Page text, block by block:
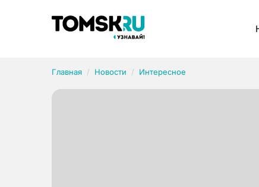
Главная Новости Интересное
Рубрики